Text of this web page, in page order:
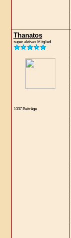
Thanatos
super aktives Mitglied
1037 Beiträge